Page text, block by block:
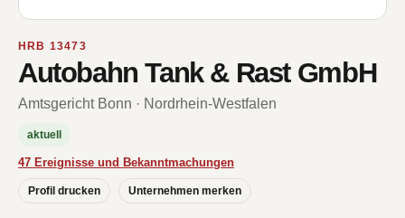
HRB 13473
Autobahn Tank & Rast GmbH
Amtsgericht Bonn · Nordrhein-Westfalen
aktuell
47 Ereignisse und Bekanntmachungen
Profil drucken Unternehmen merken